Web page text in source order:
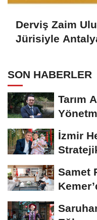
Derviş Zaim
Jürisiyle
SON HABERLER
Tarım
İzmir
Samet